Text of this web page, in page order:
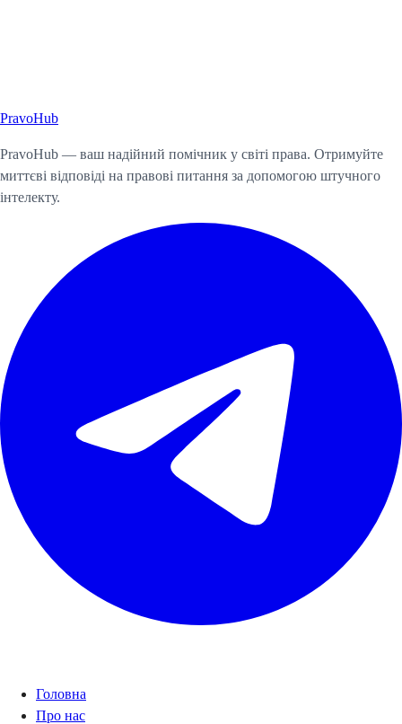
Почати консультацію
PravoHub
PravoHub — ваш надійний помічник у світі права. Отримуйте
миттєві відповіді на правові питання за допомогою штучного
інтелекту.
Головна
Про нас